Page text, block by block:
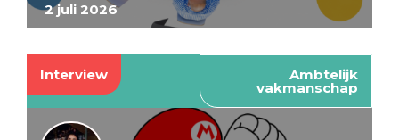
2 juli 2026
Interview Ambtelijk
vakmanschap